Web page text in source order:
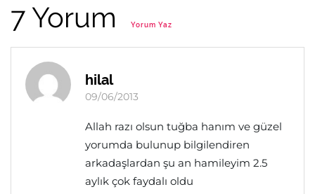
7 Yorum Yorum Yaz
hilal
09/06/2013
Allah razı olsun tuğba hanım ve güzel
yorumda bulunup bilgilendiren
arkadaşlardan şu an hamileyim 2.5
aylık çok faydalı oldu